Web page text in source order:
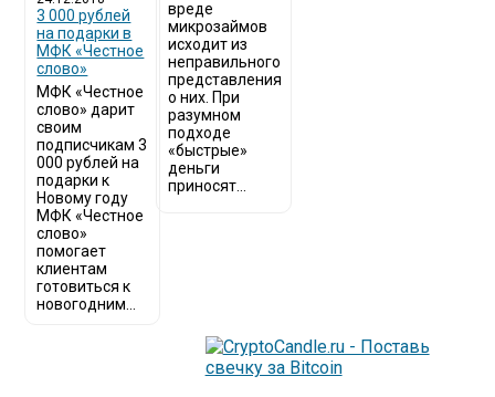
3 000 рублей
на подарки в
МФК «Честное
слово»
МФК «Честное
слово» дарит
своим
подписчикам 3
000 рублей на
подарки к
Новому году
МФК «Честное
слово»
помогает
клиентам
готовиться к
новогодним...
вреде
микрозаймов
исходит из
неправильного
представления
о них. При
разумном
подходе
«быстрые»
деньги
приносят...